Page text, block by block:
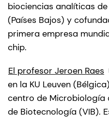
biociencias analíticas
(Países Bajos) y
primera empresa
chip.
El profesor Jeroen Raes
en la KU Leuven
centro de Microbiología
de Biotecnología (VIB).